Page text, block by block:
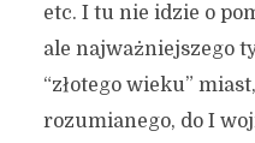
etc. I tu nie idzie o
ale najważniejszego
“złotego wieku”
rozumianego, do I